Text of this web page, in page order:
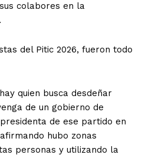
colabores en la
del Pitic 2026, fueron todo
quien busca desdeñar
de un gobierno de
de ese partido en
hubo zonas
personas y utilizando la